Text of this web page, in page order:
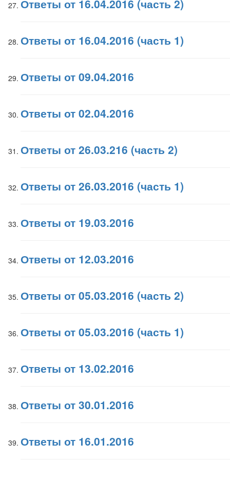
Ответы от 16.04.2016 (часть 2)
Ответы от 16.04.2016 (часть 1)
Ответы от 09.04.2016
Ответы от 02.04.2016
Ответы от 26.03.216 (часть 2)
Ответы от 26.03.2016 (часть 1)
Ответы от 19.03.2016
Ответы от 12.03.2016
Ответы от 05.03.2016 (часть 2)
Ответы от 05.03.2016 (часть 1)
Ответы от 13.02.2016
Ответы от 30.01.2016
Ответы от 16.01.2016